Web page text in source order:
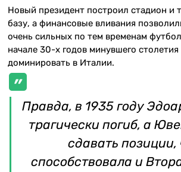
Новый президент построил стадион и
базу, а финансовые вливания
очень сильных по тем временам
начале 30-х годов минувшего
доминировать в Италии.
Правда, в 1935 году
трагически погиб, а
сдавать позиции,
способствовала и